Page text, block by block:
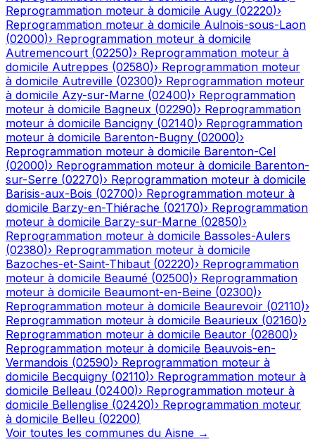
Reprogrammation moteur à domicile Augy (02220)›
Reprogrammation moteur à domicile Aulnois-sous-Laon
(02000)› Reprogrammation moteur à domicile
Autremencourt (02250)› Reprogrammation moteur à
domicile Autreppes (02580)› Reprogrammation moteur
à domicile Autreville (02300)› Reprogrammation moteur
à domicile Azy-sur-Marne (02400)› Reprogrammation
moteur à domicile Bagneux (02290)› Reprogrammation
moteur à domicile Bancigny (02140)› Reprogrammation
moteur à domicile Barenton-Bugny (02000)›
Reprogrammation moteur à domicile Barenton-Cel
(02000)› Reprogrammation moteur à domicile Barenton-
sur-Serre (02270)› Reprogrammation moteur à domicile
Barisis-aux-Bois (02700)› Reprogrammation moteur à
domicile Barzy-en-Thiérache (02170)› Reprogrammation
moteur à domicile Barzy-sur-Marne (02850)›
Reprogrammation moteur à domicile Bassoles-Aulers
(02380)› Reprogrammation moteur à domicile
Bazoches-et-Saint-Thibaut (02220)› Reprogrammation
moteur à domicile Beaumé (02500)› Reprogrammation
moteur à domicile Beaumont-en-Beine (02300)›
Reprogrammation moteur à domicile Beaurevoir (02110)›
Reprogrammation moteur à domicile Beaurieux (02160)›
Reprogrammation moteur à domicile Beautor (02800)›
Reprogrammation moteur à domicile Beauvois-en-
Vermandois (02590)› Reprogrammation moteur à
domicile Becquigny (02110)› Reprogrammation moteur à
domicile Belleau (02400)› Reprogrammation moteur à
domicile Bellenglise (02420)› Reprogrammation moteur
à domicile Belleu (02200)
Voir toutes les communes du Aisne →